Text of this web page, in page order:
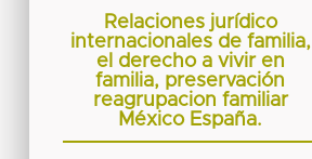
Relaciones jurídico
internacionales de familia,
el derecho a vivir en
familia, preservación
reagrupacion familiar
México España.